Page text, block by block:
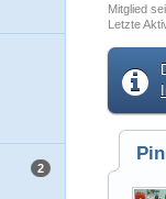
2
Mitglied
Letzte